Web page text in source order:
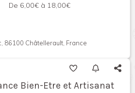
De 6,00€ à 18,00€
86100 Châtellerault, France
Bien-Etre et Artisanat